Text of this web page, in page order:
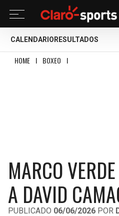
CALENDARIO RESULTADOS
HOME I BOXEO I
MARCO
A DAVID
PUBLICADO 06/06/2026 POR